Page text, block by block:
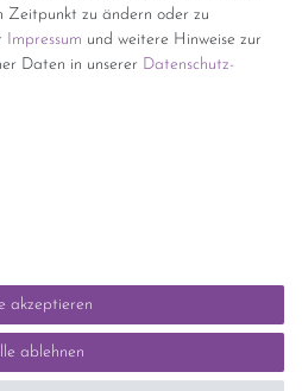
Zeitpunkt zu ändern oder zu
Impressum und weitere Hinweise zur
Daten in unserer Daten­schutz­
akzeptieren
ablehnen
Gerne kaufen wir dieses an.
anfordern.
Artikel unterliegt gem. § 25a
ein Ausweis der
Rechnung erfolgt nicht.)
Kontakt